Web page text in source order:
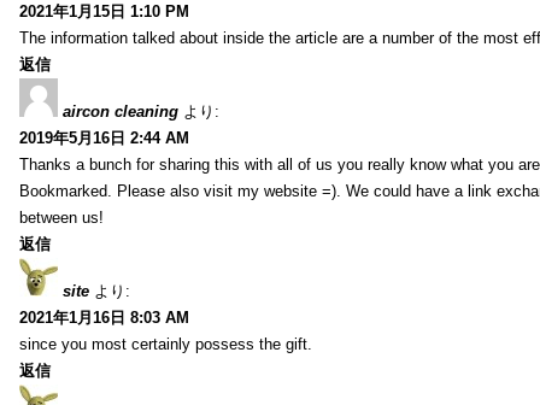
2021年1月15日 1:10 PM
The information talked about inside the article are a number of the most
返信
aircon cleaning より:
2019年5月16日 2:44 AM
Thanks a bunch for sharing this with all of us you really know what you
Bookmarked. Please also visit my website =). We could have a link
between us!
返信
site より:
2021年1月16日 8:03 AM
since you most certainly possess the gift.
返信